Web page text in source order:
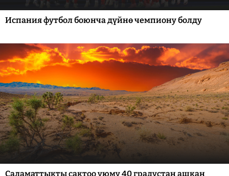
Испания футбол боюнча дүйнө чемпиону болду
Саламаттыкты сактоо уюму 40 градустан ашкан